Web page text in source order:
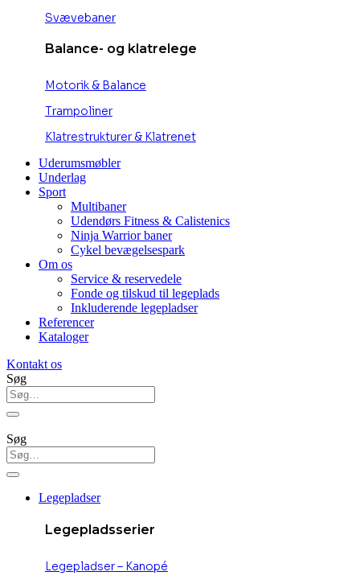
Svævebaner
Balance- og klatrelege
Motorik & Balance
Trampoliner
Klatrestrukturer & Klatrenet
Uderumsmøbler
Underlag
Sport
Multibaner
Udendørs Fitness & Calistenics
Ninja Warrior baner
Cykel bevægelsespark
Om os
Service & reservedele
Fonde og tilskud til legeplads
Inkluderende legepladser
Referencer
Kataloger
Kontakt os
Søg
Søg
Legepladser
Legepladsserier
Legepladser – Kanopé